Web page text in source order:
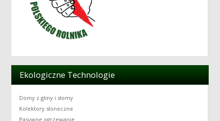
Ekologiczne Technologie
Domy z gliny i słomy
Kolektory słoneczne
Pasywne ogrzewanie